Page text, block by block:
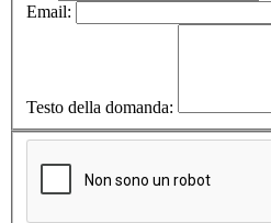
Email:
Testo della domanda: